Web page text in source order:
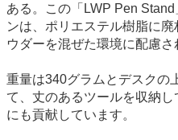
ある。この「LWP Pen
ンは、ポリエステル樹脂に
ウダーを混ぜた環境に配慮さ
重量は340グラムとデスクの
て、丈のあるツールを収納
にも貢献しています。